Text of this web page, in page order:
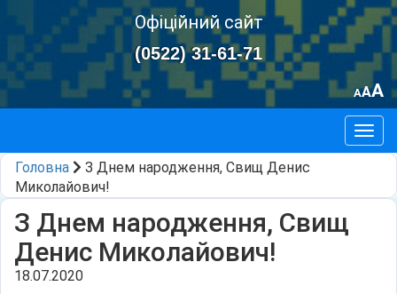
Офіційний сайт
(0522) 31-61-71
AAA
Головна
З Днем народження, Свищ Денис
Миколайович!
З Днем народження, Свищ
Денис Миколайович!
18.07.2020